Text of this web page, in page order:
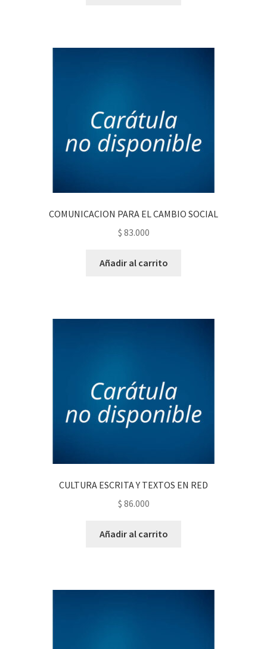
COMUNICACION PARA EL CAMBIO SOCIAL
$ 83.000
Añadir al carrito
CULTURA ESCRITA Y TEXTOS EN RED
$ 86.000
Añadir al carrito